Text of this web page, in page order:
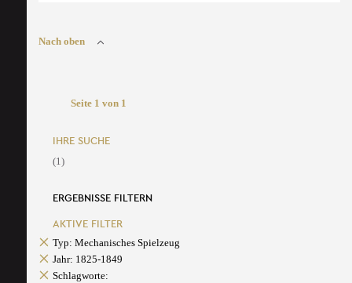
Nach oben
Seite 1 von 1
IHRE SUCHE
(1)
ERGEBNISSE FILTERN
AKTIVE FILTER
Typ: Mechanisches Spielzeug
Jahr: 1825-1849
Schlagworte: